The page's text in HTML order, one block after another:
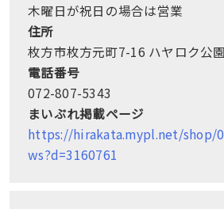
木曜日が祝日の場合は営業
住所
枚方市枚方元町7-16 ハヤロク公
電話番号
072-807-5343
まいぷれ掲載ページ
https://hirakata.mypl.net/shop/
ws?d=3160761